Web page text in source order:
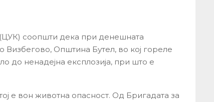
соопшти дека при денешната
Визбегово, Општина Бутел, во кој гореле
до ненадејна експлозија, при што е
е вон животна опасност. Од Бригадата за